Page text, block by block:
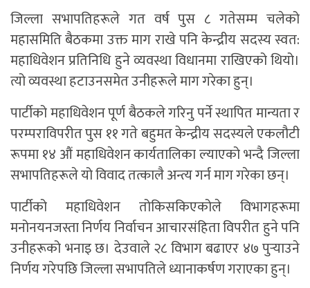
जिल्ला सभापतिहरूले गत वर्ष पुस ८ गतेसम्म चलेको
महासमिति बैठकमा उक्त माग राखे पनि केन्द्रीय सदस्य स्वत:
महाधिवेशन प्रतिनिधि हुने व्यवस्था विधानमा राखिएको थियो।
त्यो व्यवस्था हटाउनसमेत उनीहरूले माग गरेका हुन्।
पार्टीको महाधिवेशन पूर्ण बैठकले गरिनु पर्ने स्थापित मान्यता र
परम्पराविपरीत पुस ११ गते बहुमत केन्द्रीय सदस्यले एकलौटी
रूपमा १४ औं महाधिवेशन कार्यतालिका ल्याएको भन्दै जिल्ला
सभापतिहरूले यो विवाद तत्कालै अन्त्य गर्न माग गरेका छन्।
पार्टीको महाधिवेशन तोकिसकिएकोले विभागहरूमा
मनोनयनजस्ता निर्णय निर्वाचन आचारसंहिता विपरीत हुने पनि
उनीहरूको भनाइ छ। देउवाले २८ विभाग बढाएर ४७ पुर्‍याउने
निर्णय गरेपछि जिल्ला सभापतिले ध्यानाकर्षण गराएका हुन्।